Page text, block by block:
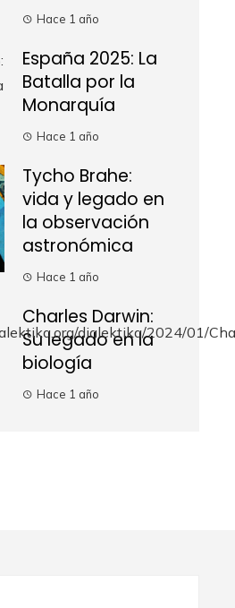
Hace 1 año
España 2025: La
Batalla por la
Monarquía
Hace 1 año
Tycho Brahe:
vida y legado en
la observación
astronómica
Hace 1 año
Charles Darwin:
Su legado en la
biología
Hace 1 año